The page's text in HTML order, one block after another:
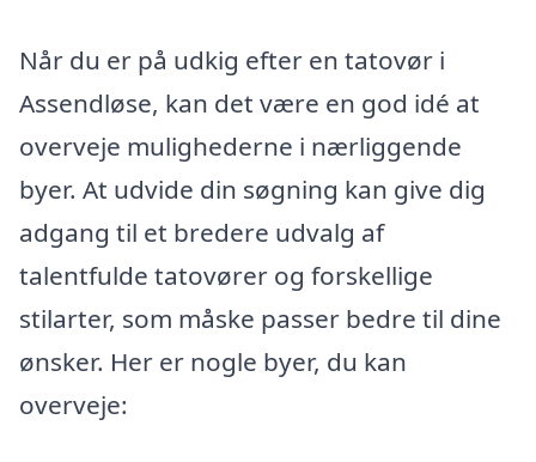
Når du er på udkig efter en tatovør i
Assendløse, kan det være en god idé at
overveje mulighederne i nærliggende
byer. At udvide din søgning kan give dig
adgang til et bredere udvalg af
talentfulde tatovører og forskellige
stilarter, som måske passer bedre til dine
ønsker. Her er nogle byer, du kan
overveje: